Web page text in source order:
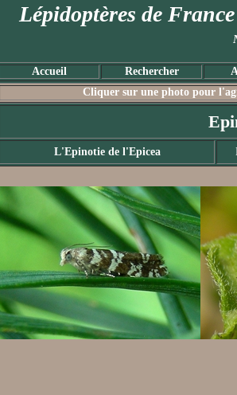
Lépidoptères de France
Accueil Rechercher
Cliquer sur une photo pour
L'Epinotie de l'Epicea